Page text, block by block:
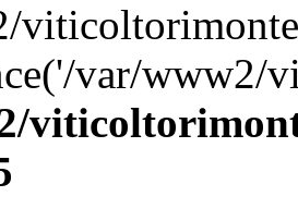
var/